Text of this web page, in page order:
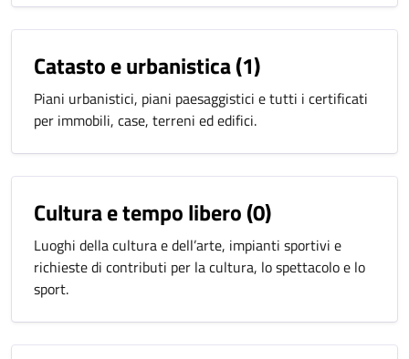
Catasto e urbanistica(1)
Piani urbanistici, piani paesaggistici e tutti i certificati
per immobili, case, terreni ed edifici.
Cultura e tempo libero(0)
Luoghi della cultura e dell’arte, impianti sportivi e
richieste di contributi per la cultura, lo spettacolo e lo
sport.